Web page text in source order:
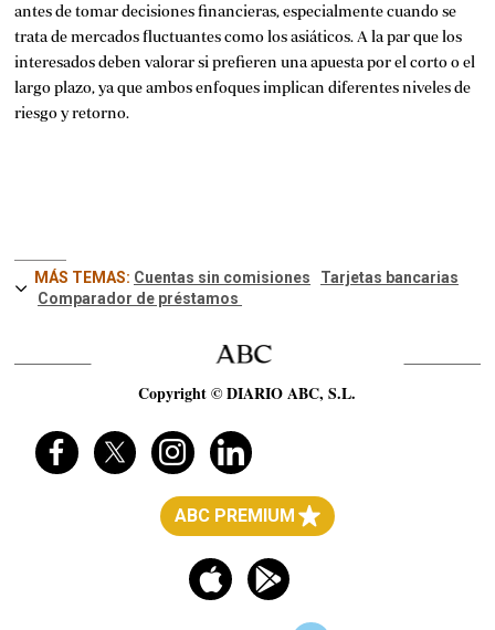
antes de tomar decisiones financieras, especialmente cuando se
trata de mercados fluctuantes como los asiáticos. A la par que los
interesados deben valorar si prefieren una apuesta por el corto o el
largo plazo, ya que ambos enfoques implican diferentes niveles de
riesgo y retorno.
MÁS TEMAS: Cuentas sin comisiones
Tarjetas bancarias
Comparador de préstamos
Copyright © DIARIO ABC, S.L.
ABC PREMIUM